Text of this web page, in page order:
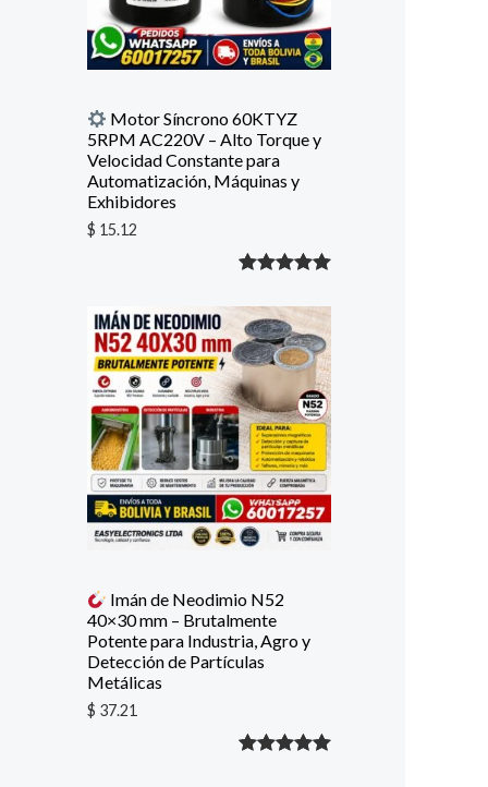
Motor Síncrono 60KTYZ
5RPM AC220V – Alto Torque y
Velocidad Constante para
Automatización, Máquinas y
Exhibidores
$ 15.12
con5.00 de
5 en base
avaloración
de un
cliente
Imán de Neodimio N52
40×30 mm – Brutalmente
Potente para Industria, Agro y
Detección de Partículas
Metálicas
$ 37.21